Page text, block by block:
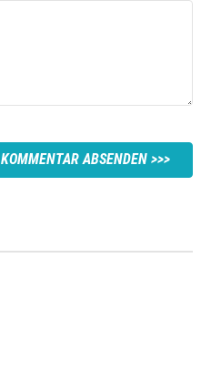
KOMMENTAR ABSENDEN